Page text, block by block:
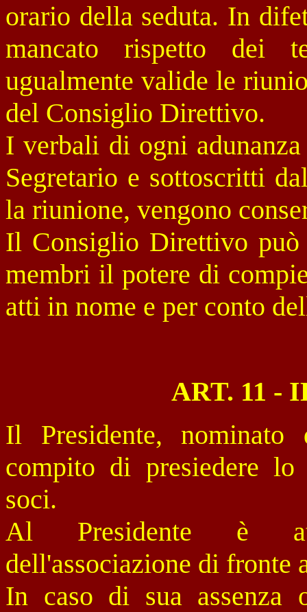
orario della seduta. In
mancato rispetto dei
ugualmente valide le
del Consiglio Direttivo.
I verbali di ogni
Segretario e sottoscritti
la riunione, vengono
Il Consiglio Direttivo
membri il potere di
atti in nome e per conto
ART. 11 -
Il Presidente,
compito di presiedere lo
soci.
Al Presidente è
dell'associazione di fronte
In caso di sua assenza